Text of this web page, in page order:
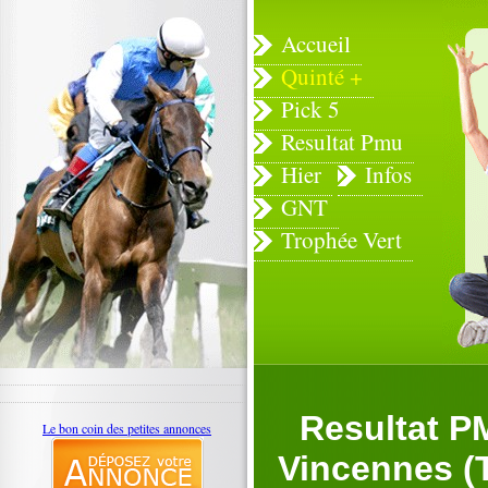
Accueil
Quinté +
Pick 5
Resultat Pmu
Hier
Infos
GNT
Trophée Vert
Resultat
Vincennes
Le bon coin des petites annonces